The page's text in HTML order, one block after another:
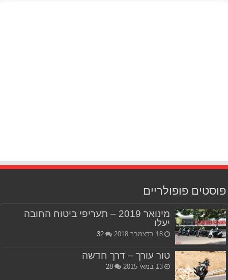
פוסטים פופולריים
מינואר 2019 – תעריפי ביטוח החובה
יעלו
18 בדצמבר 2018 32
טור עורך – דרך חדשה
13 במאי 2015 28